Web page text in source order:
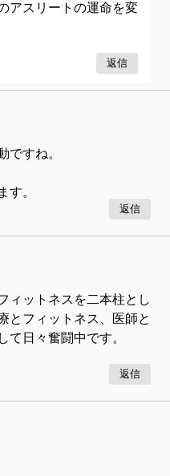
アスリートの運命を変
返信
ですね。
す。
返信
ィットネスを二本柱とし
とフィットネス、医師と
て日々奮闘中です。
返信